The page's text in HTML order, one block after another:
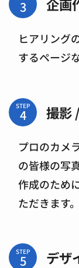
企画
ヒアリング
するページ
STEP 撮影
プロのカメ
の皆様の写
作成のため
ただきます。
STEP デザ